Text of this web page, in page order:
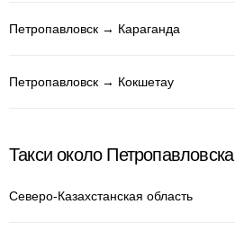
Петропавловск → Караганда
Петропавловск → Кокшетау
Такси около Петропавловска
Северо-Казахстанская область